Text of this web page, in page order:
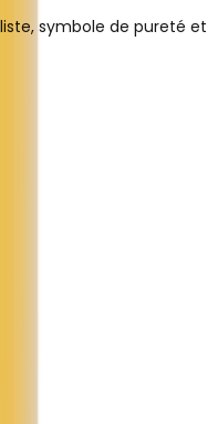
symbole de pureté et